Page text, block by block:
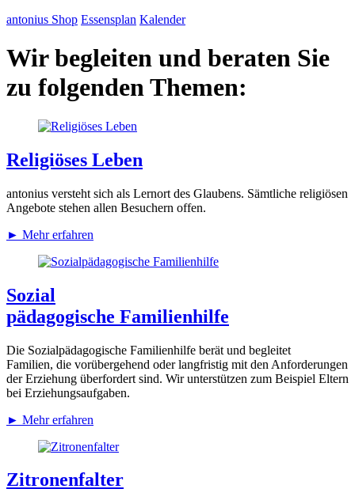
antonius Shop Essensplan Kalender
Wir begleiten und beraten Sie
zu folgenden Themen:
Religiöses Leben
antonius versteht sich als Lernort des Glaubens. Sämtliche religiösen
Angebote stehen allen Besuchern offen.
► Mehr erfahren
Sozial­
pädagogische Familienhilfe
Die Sozialpädagogische Familienhilfe berät und begleitet
Familien, die vorübergehend oder langfristig mit den Anforderungen
der Erziehung überfordert sind. Wir unterstützen zum Beispiel Eltern
bei Erziehungsaufgaben.
► Mehr erfahren
Zitronenfalter